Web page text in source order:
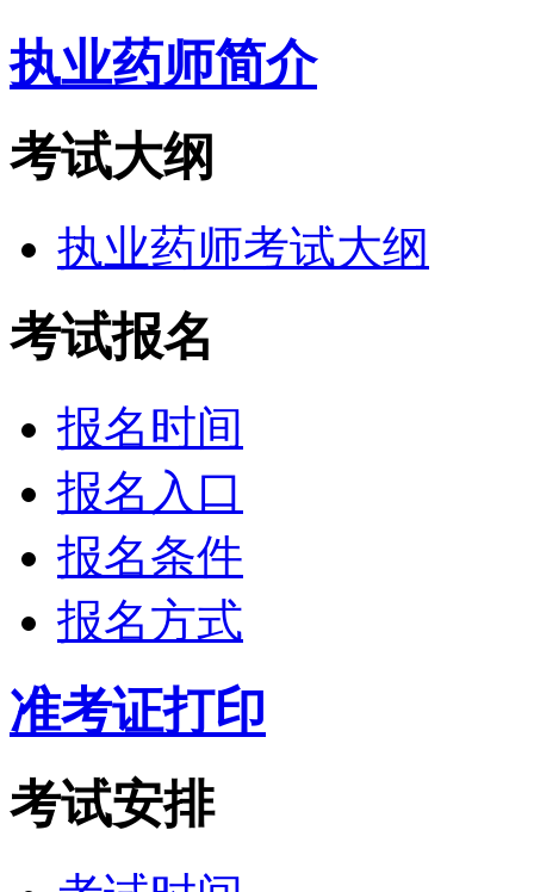
执业药师简介
考试大纲
执业药师考试大纲
考试报名
报名时间
报名入口
报名条件
报名方式
准考证打印
考试安排